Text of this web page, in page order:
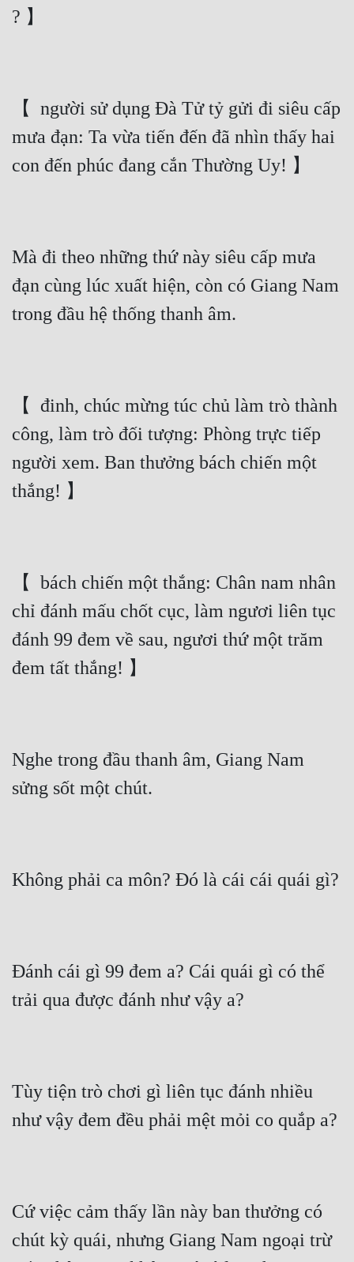
? 】
【  người sử dụng Đà Tử tỷ gửi đi siêu cấp
mưa đạn: Ta vừa tiến đến đã nhìn thấy hai
con đến phúc đang cắn Thường Uy! 】
Mà đi theo những thứ này siêu cấp mưa
đạn cùng lúc xuất hiện, còn có Giang Nam
trong đầu hệ thống thanh âm.
【  đinh, chúc mừng túc chủ làm trò thành
công, làm trò đối tượng: Phòng trực tiếp
người xem. Ban thưởng bách chiến một
thắng! 】
【  bách chiến một thắng: Chân nam nhân
chỉ đánh mấu chốt cục, làm ngươi liên tục
đánh 99 đem về sau, ngươi thứ một trăm
đem tất thắng! 】
Nghe trong đầu thanh âm, Giang Nam
sửng sốt một chút.
Không phải ca môn? Đó là cái cái quái gì?
Đánh cái gì 99 đem a? Cái quái gì có thể
trải qua được đánh như vậy a?
Tùy tiện trò chơi gì liên tục đánh nhiều
như vậy đem đều phải mệt mỏi co quắp a?
Cứ việc cảm thấy lần này ban thưởng có
chút kỳ quái, nhưng Giang Nam ngoại trừ